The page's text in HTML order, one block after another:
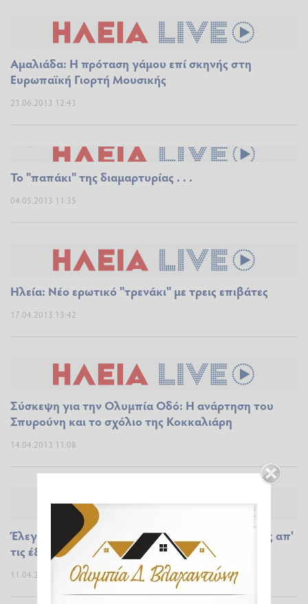
Αμαλιάδα: Η πρόταση γάμου επί σκηνής στη
Ευρωπαϊκή Γιορτή Μουσικής
23.06.2013 12:43
Το "παπάκι" της διαμαρτυρίας . . .
04.05.2013 11:35
Ηλεία: Νέο ερωτικό "τρενάκι" με τρεις επιβάτες
17.04.2013 13:42
Σύσκεψη για την Ολυμπία Οδό: Η ανάρτηση του
Σπυρούνη και το σχόλιο της Κοκκαλιάρη
14.04.2013 11:08
Έλεγχοι στο δημόσιο στην Ηλεία; "Mη με ξυπνάς απ'
τις έξι"
11.04.2013 09:01